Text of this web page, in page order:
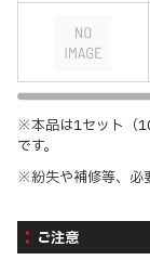
※本品は1セット（
です。
※紛失や補修等、必
ご注意